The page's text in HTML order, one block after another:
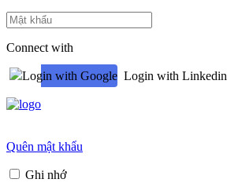
Connect with
Login with Google Login with Linkedin
Quên mật khẩu
Ghi nhớ